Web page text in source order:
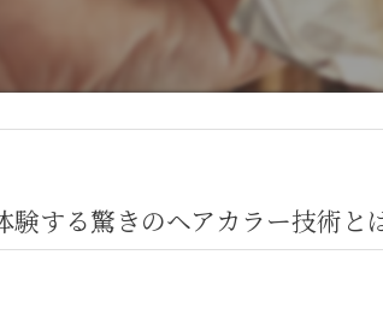
験する驚きのヘアカラー技術と